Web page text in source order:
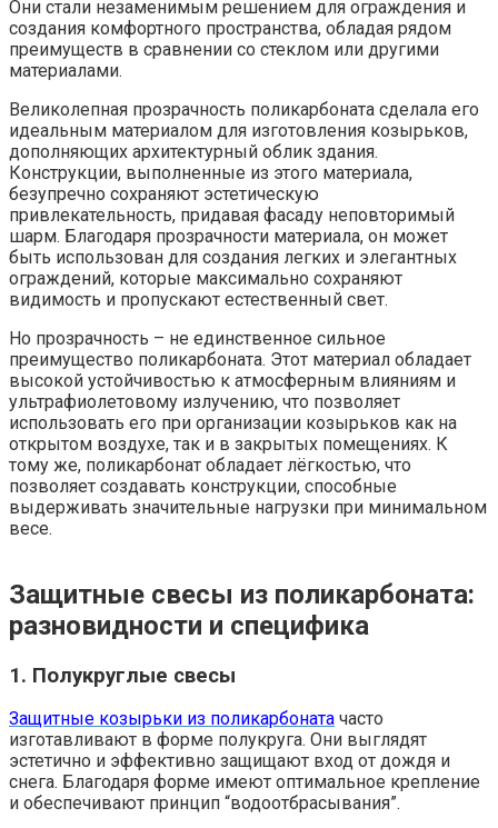
Они стали незаменимым решением для ограждения и
создания комфортного пространства, обладая рядом
преимуществ в сравнении со стеклом или другими
материалами.
Великолепная прозрачность поликарбоната сделала его
идеальным материалом для изготовления козырьков,
дополняющих архитектурный облик здания.
Конструкции, выполненные из этого материала,
безупречно сохраняют эстетическую
привлекательность, придавая фасаду неповторимый
шарм. Благодаря прозрачности материала, он может
быть использован для создания легких и элегантных
ограждений, которые максимально сохраняют
видимость и пропускают естественный свет.
Но прозрачность – не единственное сильное
преимущество поликарбоната. Этот материал обладает
высокой устойчивостью к атмосферным влияниям и
ультрафиолетовому излучению, что позволяет
использовать его при организации козырьков как на
открытом воздухе, так и в закрытых помещениях. К
тому же, поликарбонат обладает лёгкостью, что
позволяет создавать конструкции, способные
выдерживать значительные нагрузки при минимальном
весе.
Защитные свесы из поликарбоната:
разновидности и специфика
1. Полукруглые свесы
Защитные козырьки из поликарбоната часто
изготавливают в форме полукруга. Они выглядят
эстетично и эффективно защищают вход от дождя и
снега. Благодаря форме имеют оптимальное крепление
и обеспечивают принцип “водоотбрасывания”.